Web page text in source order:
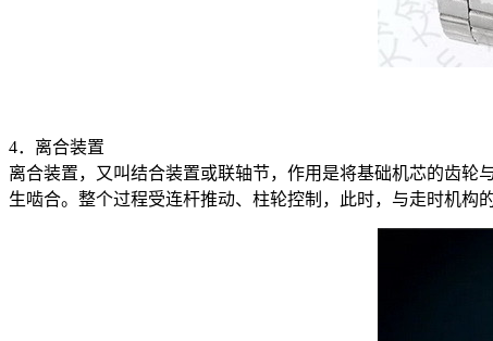
4．离合装置
离合装置，又叫结合装置或联轴节，作用是将基础机芯的齿
生啮合。整个过程受连杆推动、柱轮控制，此时，与走时机构